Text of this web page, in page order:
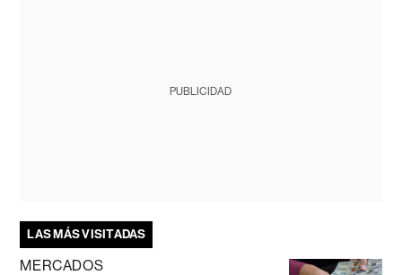
PUBLICIDAD
LAS MÁS VISITADAS
MERCADOS